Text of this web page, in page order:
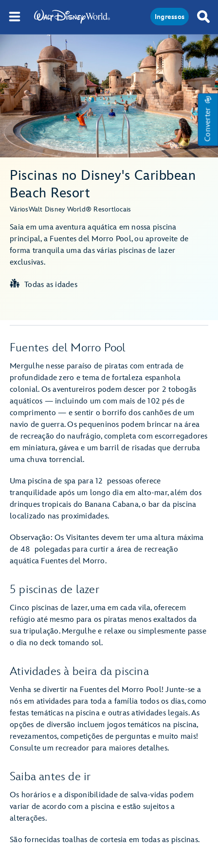
Ingressos
Converter
Piscinas no Disney's Caribbean
Beach Resort
VáriosWalt Disney World® Resortlocais
Saia em uma aventura aquática em nossa piscina
principal, a Fuentes del Morro Pool, ou aproveite de
forma tranquila uma das várias piscinas de lazer
exclusivas.
Todas as idades
Fuentes del Morro Pool
Mergulhe nesse paraíso de piratas com entrada de
profundidade zero e tema de fortaleza espanhola
colonial. Os aventureiros podem descer por 2 tobogãs
aquáticos — incluindo um com mais de 102 pés de
comprimento — e sentir o borrifo dos canhões de um
navio de guerra. Os pequeninos podem brincar na área
de recreação do naufrágio, completa com escorregadores
em miniatura, gávea e um barril de risadas que derruba
uma chuva torrencial.
Uma piscina de spa para 12 pessoas oferece
tranquilidade após um longo dia em alto-mar, além dos
drinques tropicais do Banana Cabana, o bar da piscina
localizado nas proximidades.
Observação: Os Visitantes devem ter uma altura máxima
de 48 polegadas para curtir a área de recreação
aquática Fuentes del Morro.
5 piscinas de lazer
Cinco piscinas de lazer, uma em cada vila, oferecem
refúgio até mesmo para os piratas menos exaltados da
sua tripulação. Mergulhe e relaxe ou simplesmente passe
o dia no deck tomando sol.
Atividades à beira da piscina
Venha se divertir na Fuentes del Morro Pool! Junte-se a
nós em atividades para toda a família todos os dias, como
festas temáticas na piscina e outras atividades legais. As
opções de diversão incluem jogos temáticos na piscina,
revezamentos, competições de perguntas e muito mais!
Consulte um recreador para maiores detalhes.
Saiba antes de ir
Os horários e a disponibilidade de salva-vidas podem
variar de acordo com a piscina e estão sujeitos a
alterações.
São fornecidas toalhas de cortesia em todas as piscinas.